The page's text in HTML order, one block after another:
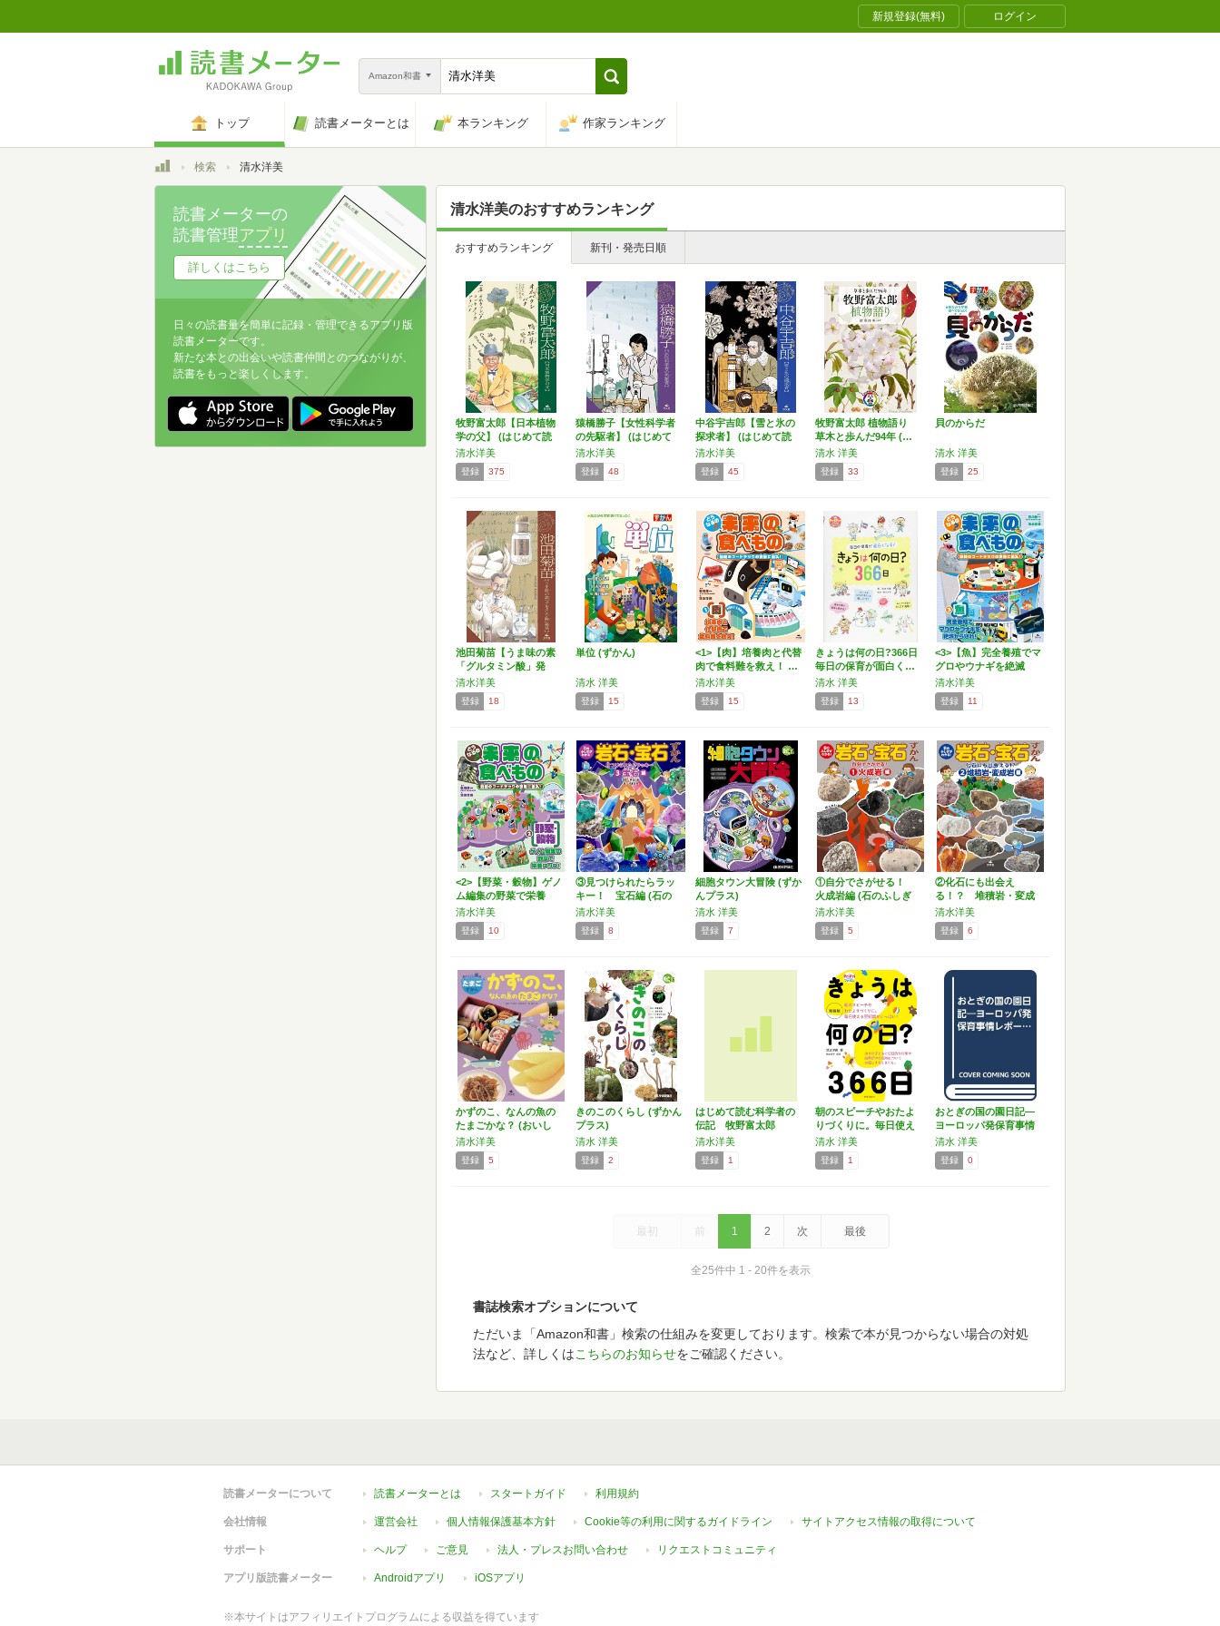
新規登録(無料) ログイン
Amazon和書
トップ 読書メーターとは 本ランキング 作家ランキング
トップ検索 清水洋美
清水洋美のおすすめランキング
おすすめランキング 新刊・発売日順
牧野富太郎【日本植物
学の父】 (はじめて読
む…
清水洋美
登録 375
猿橋勝子【女性科学者
の先駆者】 (はじめて
読…
清水洋美
登録 48
中谷宇吉郎【雪と氷の
探求者】 (はじめて読
む…
清水洋美
登録 45
牧野富太郎 植物語り
草木と歩んだ94年 (…
清水 洋美
登録 33
貝のからだ
清水 洋美
登録 25
池田菊苗【うま味の素
「グルタミン酸」発
見】 …
清水洋美
登録 18
単位 (ずかん)
清水 洋美
登録 15
<1>【肉】培養肉と代替
肉で食料難を救え！ …
清水洋美
登録 15
きょうは何の日?366日
毎日の保育が面白く…
清水 洋美
登録 13
<3>【魚】完全養殖でマ
グロやウナギを絶滅
か…
清水洋美
登録 11
<2>【野菜・穀物】ゲノ
ム編集の野菜で栄養
ア…
清水洋美
登録 10
③見つけられたらラッ
キー！ 宝石編 (石の
ふ…
清水洋美
登録 8
細胞タウン大冒険 (ずか
んプラス)
清水 洋美
登録 7
①自分でさがせる！
火成岩編 (石のふしぎ
が…
清水洋美
登録 5
②化石にも出会え
る！？ 堆積岩・変成
岩編 (…
清水洋美
登録 6
かずのこ、なんの魚の
たまごかな？ (おいし
い…
清水洋美
登録 5
きのこのくらし (ずかん
プラス)
清水 洋美
登録 2
はじめて読む科学者の
伝記 牧野富太郎
清水洋美
登録 1
朝のスピーチやおたよ
りづくりに。毎日使え
る豆…
清水 洋美
登録 1
おとぎの国の園日記―
ヨーロッパ発保育事情
レポ…
清水 洋美
登録 0
最初 前 1 2 次 最後
全25件中 1 - 20件を表示
書誌検索オプションについて
ただいま「Amazon和書」検索の仕組みを変更しております。検索で本が見つからない場合の対処
法など、詳しくはこちらのお知らせをご確認ください。
読書メーターの
読書管理アプリ
詳しくはこちら
日々の読書量を簡単に記録・管理できるアプリ版
読書メーターです。
新たな本との出会いや読書仲間とのつながりが、
読書をもっと楽しくします。
読書メーターについて 読書メーターとは スタートガイド 利用規約
会社情報 運営会社 個人情報保護基本方針 Cookie等の利用に関するガイドライン サイトアクセス情報の取得について
サポート ヘルプ ご意見 法人・プレスお問い合わせ リクエストコミュニティ
アプリ版読書メーター Androidアプリ iOSアプリ
※本サイトはアフィリエイトプログラムによる収益を得ています